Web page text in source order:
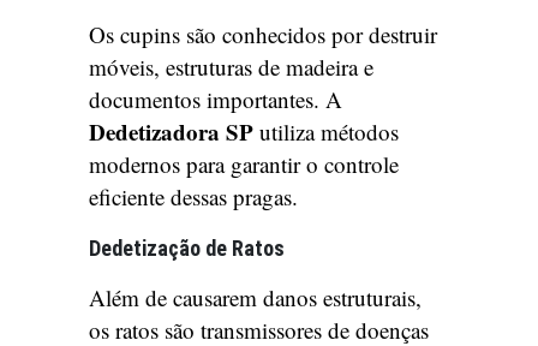
Os cupins são conhecidos por destruir
móveis, estruturas de madeira e
documentos importantes. A
Dedetizadora SP utiliza métodos
modernos para garantir o controle
eficiente dessas pragas.
Dedetização de Ratos
Além de causarem danos estruturais,
os ratos são transmissores de doenças